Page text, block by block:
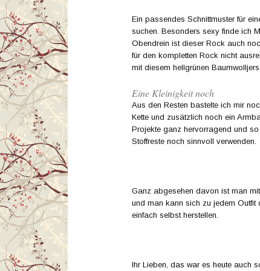
Ein passendes Schnittmuster für
suchen. Besonders sexy finde ich
Obendrein ist dieser Rock auch
für den kompletten Rock nicht
mit diesem hellgrünen
Eine Kleinigkeit noch
Aus den Resten bastelte ich mir
Kette und zusätzlich noch ein
Projekte ganz hervorragend und
Stoffreste noch sinnvoll verwenden.
Ganz abgesehen davon ist man
und man kann sich zu jedem
einfach selbst herstellen.
Ihr Lieben, das war es heute auch